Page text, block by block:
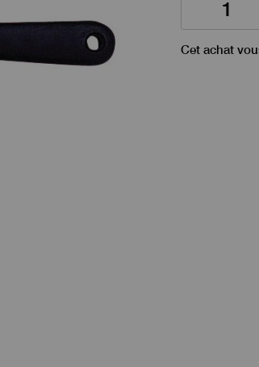
Cet achat